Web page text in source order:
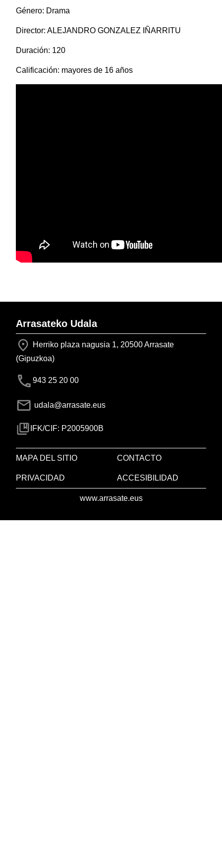
Género: Drama
Director: ALEJANDRO GONZALEZ IÑARRITU
Duración: 120
Calificación: mayores de 16 años
Arrasateko Udala
Herriko plaza nagusia 1, 20500 Arrasate
(Gipuzkoa)
943 25 20 00
udala@arrasate.eus
IFK/CIF: P2005900B
MAPA DEL SITIO CONTACTO
PRIVACIDAD ACCESIBILIDAD
www.arrasate.eus